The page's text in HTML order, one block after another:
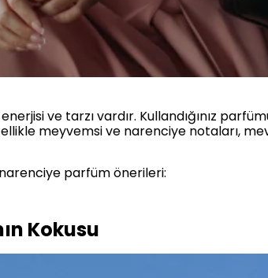
ve tarzı vardır. Kullandığınız
meyvemsi ve narenciye notaları,
parfüm önerileri:
Kokusu